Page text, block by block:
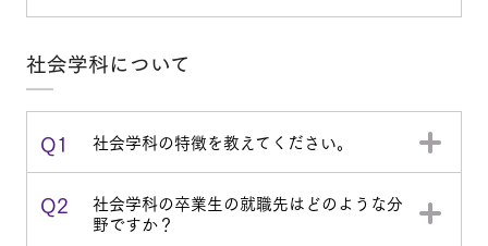
社会学科について
Q1 社会学科の特徴を教えてください。
Q2 社会学科の卒業生の就職先はどのような分
野ですか？